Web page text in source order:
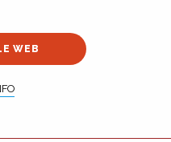
WEB